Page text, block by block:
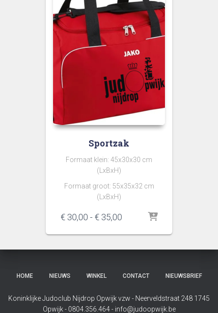
Sportzak
Formaat klein: 45x30x30 cm
(LxBxH)
Formaat groot: 55x35x32 cm
(LxBxH)
€ 30,00 - € 35,00 Prijsklasse:
tot
€ 35,00
HOME NIEUWS WINKEL CONTACT NIEUWSBRIEF
Koninklijke Judoclub Nijdrop Opwijk vzw - Neerveldstraat 248 1745
Opwijk - 0804.356.464 - info@judoopwijk.be